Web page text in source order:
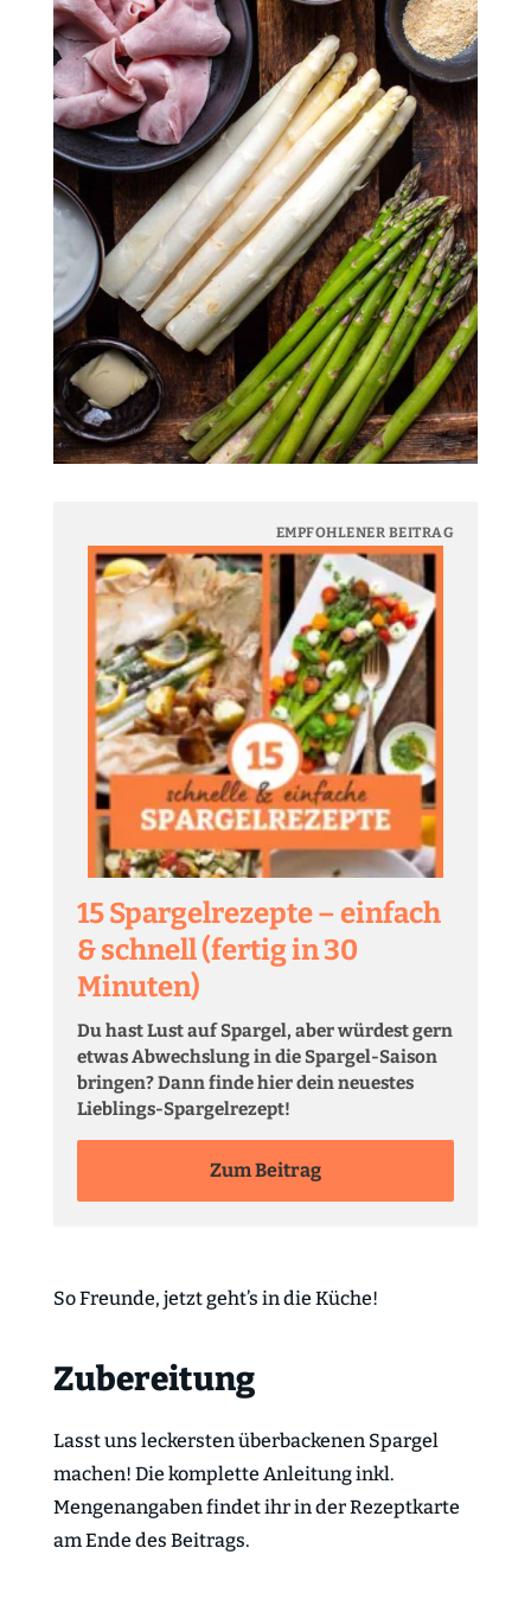
EMPFOHLENER BEITRAG
15 Spargelrezepte – einfach
& schnell (fertig in 30
Minuten)
Du hast Lust auf Spargel, aber würdest gern
etwas Abwechslung in die Spargel-Saison
bringen? Dann finde hier dein neuestes
Lieblings-Spargelrezept!
Zum Beitrag
So Freunde, jetzt geht’s in die Küche!
Zubereitung
Lasst uns leckersten überbackenen Spargel
machen! Die komplette Anleitung inkl.
Mengenangaben findet ihr in der Rezeptkarte
am Ende des Beitrags.